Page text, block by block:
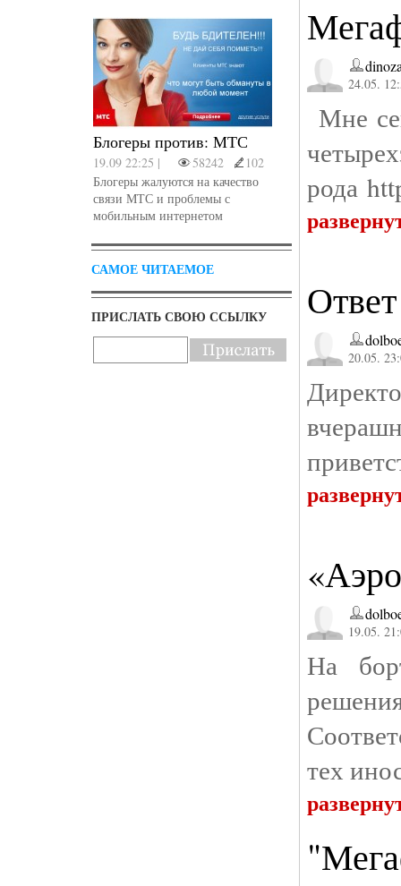
Блогеры против: МТС
19.09 22:25 | 58242
102
Блогеры жалуются на качество
связи МТС и проблемы с
мобильным интернетом
САМОЕ ЧИТАЕМОЕ
ПРИСЛАТЬ СВОЮ ССЫЛКУ
24.05.
Мне
рода
20.05.
19.05.
На
тех